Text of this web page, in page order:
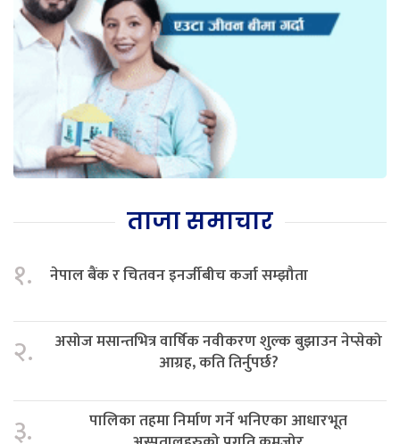
ताजा समाचार
१. नेपाल बैंक र चितवन इनर्जीबीच कर्जा सम्झौता
२.
असोज मसान्तभित्र वार्षिक नवीकरण शुल्क बुझाउन नेप्सेको
आग्रह, कति तिर्नुपर्छ?
३.
पालिका तहमा निर्माण गर्ने भनिएका आधारभूत